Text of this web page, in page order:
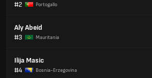
#2
Portogallo
Aly Abeid
#3
Mauritania
Ilija Masic
#4
Bosnia-Erzegovina